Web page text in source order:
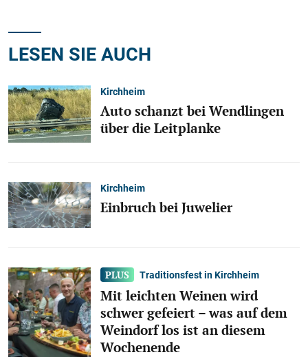
LESEN SIE AUCH
Kirchheim
Auto schanzt bei Wendlingen
über die Leitplanke
Kirchheim
Einbruch bei Juwelier
Traditionsfest in Kirchheim
Mit leichten Weinen wird
schwer gefeiert – was auf dem
Weindorf los ist an diesem
Wochenende